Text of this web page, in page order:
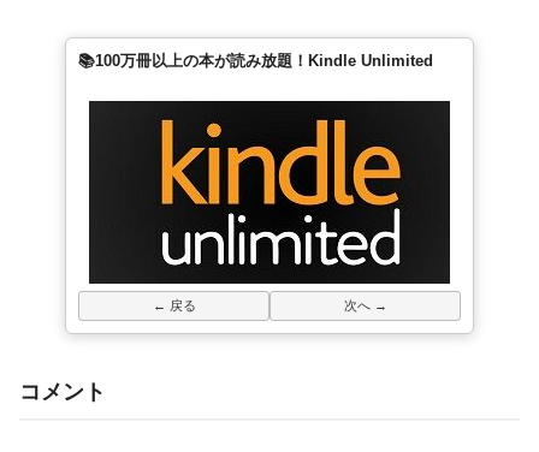
📚100万冊以上の本が読み放題！Kindle Unlimited
← 戻る 次へ →
コメント